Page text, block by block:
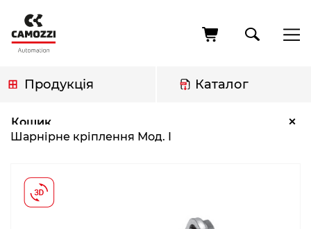
основного
вмісту
Продукція Каталог
Кошик ×
навіґації
Шарнірне кріплення Мод. I